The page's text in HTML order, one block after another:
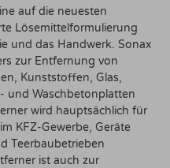
auf die neuesten
Lösemittelformulierung
und das Handwerk. Sonax
zur Entfernung von
Kunststoffen, Glas,
und Waschbetonplatten
wird hauptsächlich für
KFZ-Gewerbe, Geräte
Teerbaubetrieben
ist auch zur